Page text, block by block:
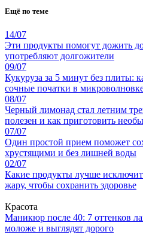
Ещё по теме
14/07
Эти продукты помогут дожить
употребляют долгожители
09/07
Кукуруза за 5 минут без плиты:
сочные початки в
08/07
Черный лимонад стал летним
полезен и как приготовить
07/07
Один простой прием поможет
хрустящими и без лишней воды
02/07
Какие продукты лучше
жару, чтобы сохранить здоровье
Красота
Маникюр после 40: 7 оттенков
моложе и выглядят дорого